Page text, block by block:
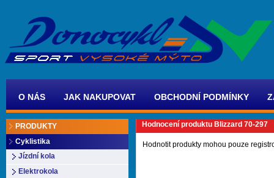
O NÁS JAK NAKUPOVAT OBCHODNÍ PODMÍNKY
PRODUKTY
Cyklistika
Jízdní kola
Elektrokola
Hodnocení produktu Blizzard 70-297
Hodnotit produkty mohou pouze